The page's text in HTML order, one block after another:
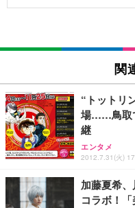
関
“トットリ
場……鳥取
継
エンタメ
2012.7.31(火)
加藤夏希
コラボ！